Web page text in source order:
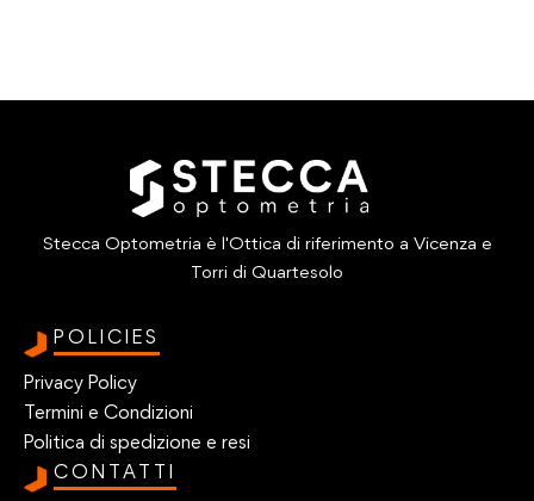
Stecca Optometria è l'Ottica di riferimento a Vicenza e
Torri di Quartesolo
POLICIES
Privacy Policy
Termini e Condizioni
Politica di spedizione e resi
CONTATTI